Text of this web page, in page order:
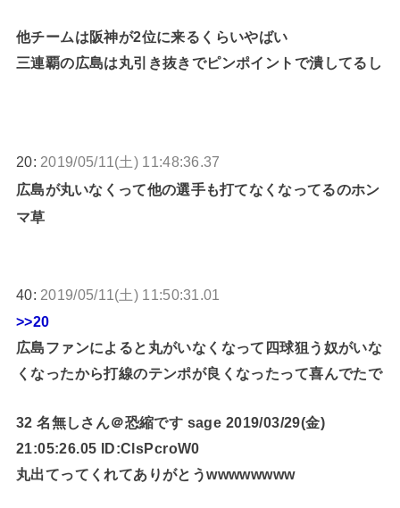
他チームは阪神が2位に来るくらいやばい
三連覇の広島は丸引き抜きでピンポイントで潰してるし
20: 2019/05/11(土) 11:48:36.37
広島が丸いなくって他の選手も打てなくなってるのホン
マ草
40: 2019/05/11(土) 11:50:31.01
>>20
広島ファンによると丸がいなくなって四球狙う奴がいな
くなったから打線のテンポが良くなったって喜んでたで
32 名無しさん＠恐縮です sage 2019/03/29(金)
21:05:26.05 ID:ClsPcroW0
丸出てってくれてありがとうwwwwwwww